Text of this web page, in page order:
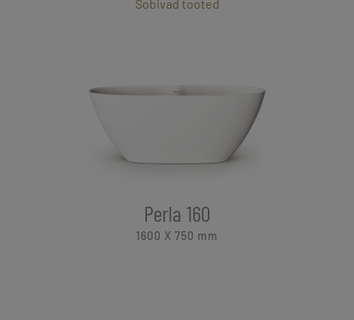
Sobivad tooted
Perla 160
1600 X 750 mm